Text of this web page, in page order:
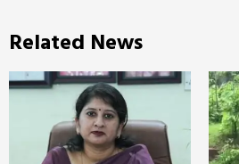
Related News